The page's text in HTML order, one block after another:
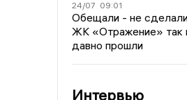
24/07 09:01
Обещали - не
ЖК «Отражение» так
давно прошли
Интервью